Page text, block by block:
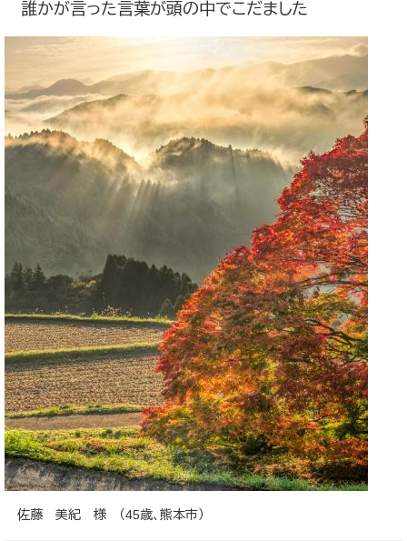
誰かが言った言葉が頭の中でこだました
佐藤 美紀 様 （45歳、熊本市）